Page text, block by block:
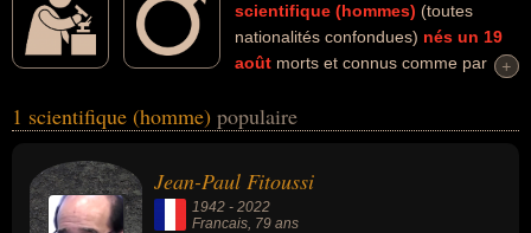
scientifique (hommes) (toutes
nationalités confondues) nés un 19
août morts et connus comme par
masculin) peuvent avoir des liens variés dans les domaines de l'art,
Ces célébrités peuvent également avoir été artiste, économiste,
écrivain, enseignant ou essayiste. En ce qui concerne leurs
nationalités au moment de leurs morts, ils peuvent avoir été
+
+
1 scientifique (homme) populaire
Jean-Paul Fitoussi
1942 - 2022
Francais, 79 ans